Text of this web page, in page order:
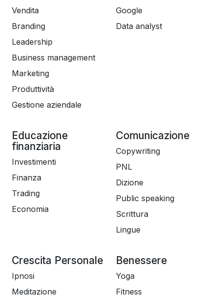
Vendita
Branding
Leadership
Business management
Marketing
Produttività
Gestione aziendale
Google
Data analyst
Educazione
finanziaria
Investimenti
Finanza
Trading
Economia
Comunicazione
Copywriting
PNL
Dizione
Public speaking
Scrittura
Lingue
Crescita Personale
Ipnosi
Meditazione
Benessere
Yoga
Fitness